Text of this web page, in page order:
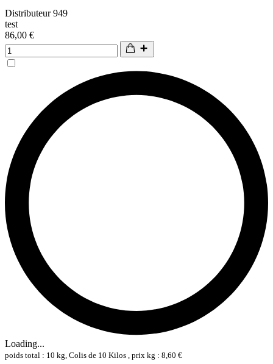
Distributeur 949
test
86,00 €
Loading...
poids total : 10 kg, Colis de 10 Kilos , prix kg : 8,60 €